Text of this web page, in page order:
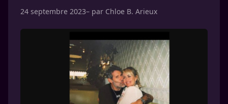
24 septembre 2023– par Chloe B. Arieux